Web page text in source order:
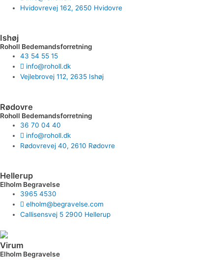
Hvidovrevej 162, 2650 Hvidovre
Ishøj
Roholl Bedemandsforretning
43 54 55 15
info@roholl.dk
Vejlebrovej 112, 2635 Ishøj
Rødovre
Roholl Bedemandsforretning
36 70 04 40
info@roholl.dk
Rødovrevej 40, 2610 Rødovre
Hellerup
Elholm Begravelse
3965 4530
elholm@begravelse.com
Callisensvej 5 2900 Hellerup
Virum
Elholm Begravelse